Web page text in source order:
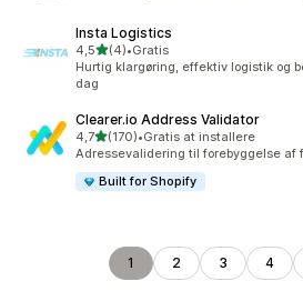
Insta Logistics
4,5ud af 5 stjerner
(4)
4 anmeldelser i alt
•Gratis
Hurtig klargøring, effektiv logistik og
dag
Clearer.io Address Validator
4,7ud af 5 stjerner
(170)
170 anmeldelser i alt
•Gratis at installere
Adressevalidering til forebyggelse af
Built for Shopify
1 2 3 4